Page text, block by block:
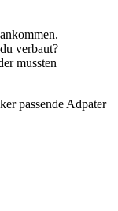
verbaut?
mussten
passende Adpater